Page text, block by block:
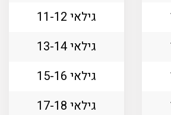
גילאי 11-12
גילאי 13-14
גילאי 15-16
גילאי 17-18